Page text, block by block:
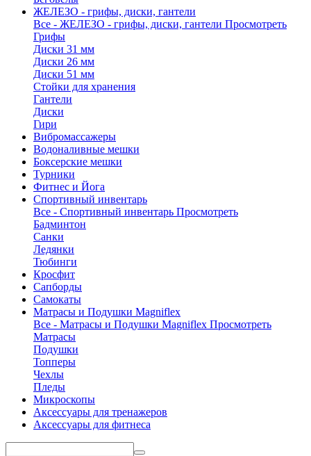
ЖЕЛЕЗО - грифы, диски, гантели
Все - ЖЕЛЕЗО - грифы, диски, гантели Просмотреть
Грифы
Диски 31 мм
Диски 26 мм
Диски 51 мм
Стойки для хранения
Гантели
Диски
Гири
Вибромассажеры
Водоналивные мешки
Боксерские мешки
Турники
Фитнес и Йога
Спортивный инвентарь
Все - Спортивный инвентарь Просмотреть
Бадминтон
Санки
Ледянки
Тюбинги
Кросфит
Сапборды
Самокаты
Матрасы и Подушки Magniflex
Все - Матрасы и Подушки Magniflex Просмотреть
Матрасы
Подушки
Топперы
Чехлы
Пледы
Микроскопы
Аксессуары для тренажеров
Аксессуары для фитнеса